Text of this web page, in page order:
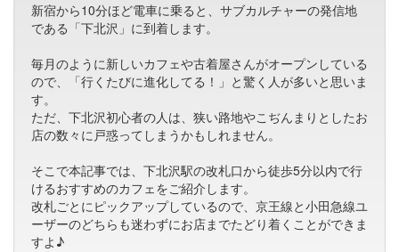
新宿から10分ほど電車に乗ると、サブカルチャーの発信地
である「下北沢」に到着します。
毎月のように新しいカフェや古着屋さんがオープンしている
ので、「行くたびに進化してる！」と驚く人が多いと思いま
す。
ただ、下北沢初心者の人は、狭い路地やこぢんまりとしたお
店の数々に戸惑ってしまうかもしれません。
そこで本記事では、下北沢駅の改札口から徒歩5分以内で行
けるおすすめのカフェをご紹介します。
改札ごとにピックアップしているので、京王線と小田急線ユ
ーザーのどちらも迷わずにお店までたどり着くことができま
すよ♪